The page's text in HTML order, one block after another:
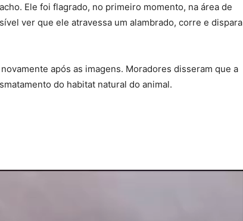
Ele foi flagrado, no primeiro momento, na área de
ver que ele atravessa um alambrado, corre e dispara
após as imagens. Moradores disseram que a
do habitat natural do animal.